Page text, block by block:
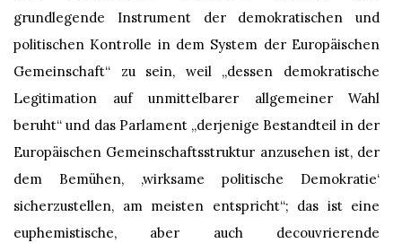
grundlegende Instrument der demokratischen und
politischen Kontrolle in dem System der Europäischen
Gemeinschaft“ zu sein, weil „dessen demokratische
Legitimation auf unmittelbarer allgemeiner Wahl
beruht“ und das Parlament „derjenige Bestandteil in der
Europäischen Gemeinschaftsstruktur anzusehen ist, der
dem Bemühen, ‚wirksame politische Demokratie‘
sicherzustellen, am meisten entspricht“; das ist eine
euphemistische, aber auch decouvrierende